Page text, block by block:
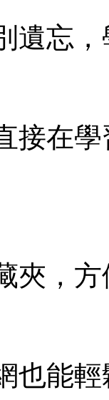
遺忘
接在
夾，
也能